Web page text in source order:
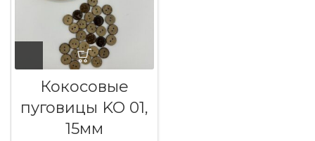
Кокосовые
пуговицы KO 01,
15мм